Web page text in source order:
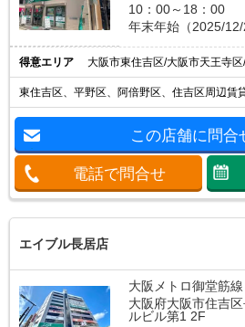
10：00～18：00
年末年始（2025/12/
得意エリア
東住吉区、平野区、阿倍野区、住吉区周辺賃
この店舗に問合
電話で問合せ
エイブル長居店
大阪メトロ御堂筋
大阪府大阪市住吉
ルビル第1 2F